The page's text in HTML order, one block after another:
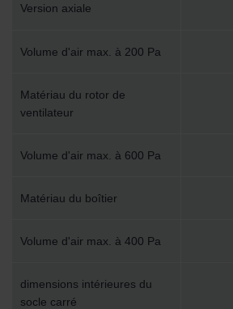
Version axiale
Volume d'air max. à 200 Pa
Matériau du rotor de
ventilateur
Volume d'air max. à 600 Pa
Matériau du boîtier
Volume d'air max. à 400 Pa
dimensions intérieures du
socle carré